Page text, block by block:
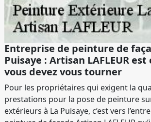
Entreprise de peinture de
Puisaye : Artisan LAFLEUR
vous devez vous tourner
Pour les propriétaires qui exigent la
prestations pour la pose de peinture
extérieurs à La Puisaye, c’est vers